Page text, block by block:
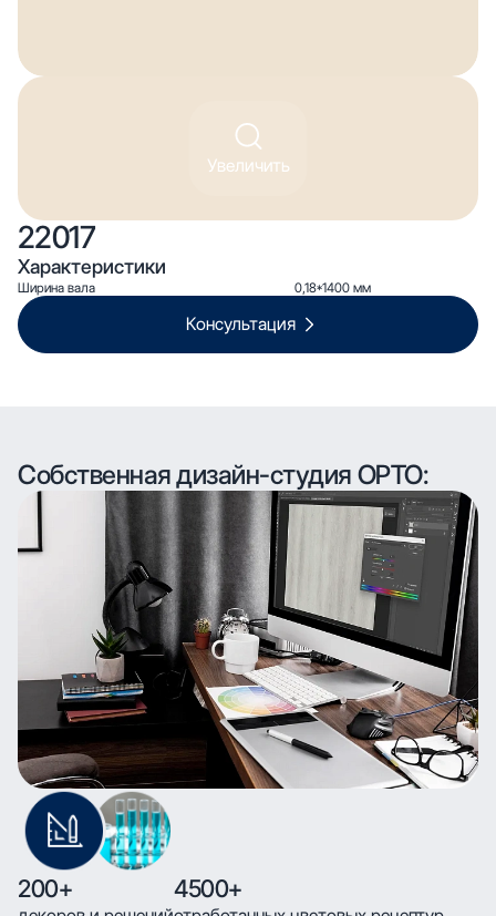
Увеличить
22017
Характеристики
Ширина вала 0,18*1400 мм
Консультация
Собственная дизайн-студия ОРТО:
200+ 4500+